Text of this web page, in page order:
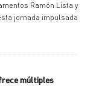
Ramón Lista y
jornada impulsada
múltiples